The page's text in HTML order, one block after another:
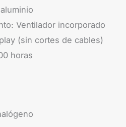
Ventilador incorporado
(sin cortes de cables)
horas